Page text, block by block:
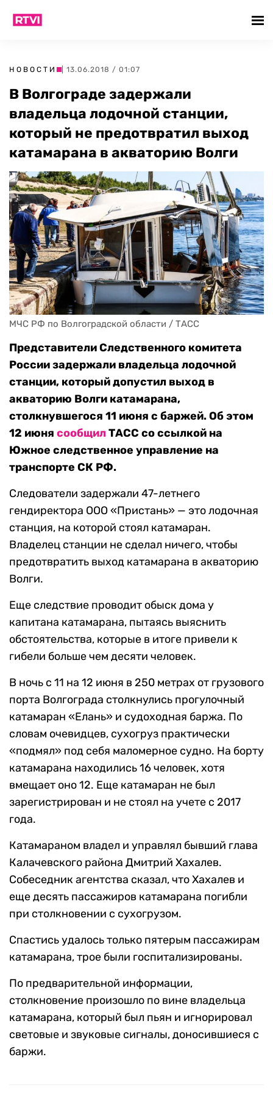
НОВОСТИ | 13.06.2018 / 01:07
В Волгограде задержали
владельца лодочной станции,
который не предотвратил выход
катамарана в акваторию Волги
МЧС РФ по Волгоградской области / ТАСС
Представители Следственного комитета
России задержали владельца лодочной
станции, который допустил выход в
акваторию Волги катамарана,
столкнувшегося 11 июня с баржей. Об этом
12 июня сообщилТАСС со ссылкой на
Южное следственное управление на
транспорте СК РФ.
Следователи задержали 47-летнего
гендиректора ООО «Пристань» — это лодочная
станция, на которой стоял катамаран.
Владелец станции не сделал ничего, чтобы
предотвратить выход катамарана в акваторию
Волги.
Еще следствие проводит обыск дома у
капитана катамарана, пытаясь выяснить
обстоятельства, которые в итоге привели к
гибели больше чем десяти человек.
В ночь с 11 на 12 июня в 250 метрах от грузового
порта Волгограда столкнулись прогулочный
катамаран «Елань» и судоходная баржа. По
словам очевидцев, сухогруз практически
«подмял» под себя маломерное судно. На борту
катамарана находились 16 человек, хотя
вмещает оно 12. Еще катамаран не был
зарегистрирован и не стоял на учете с 2017
года.
Катамараном владел и управлял бывший глава
Калачевского района Дмитрий Хахалев.
Собеседник агентства сказал, что Хахалев и
еще десять пассажиров катамарана погибли
при столкновении с сухогрузом.
Спастись удалось только пятерым пассажирам
катамарана, трое были госпитализированы.
По предварительной информации,
столкновение произошло по вине владельца
катамарана, который был пьян и игнорировал
световые и звуковые сигналы, доносившиеся с
баржи.